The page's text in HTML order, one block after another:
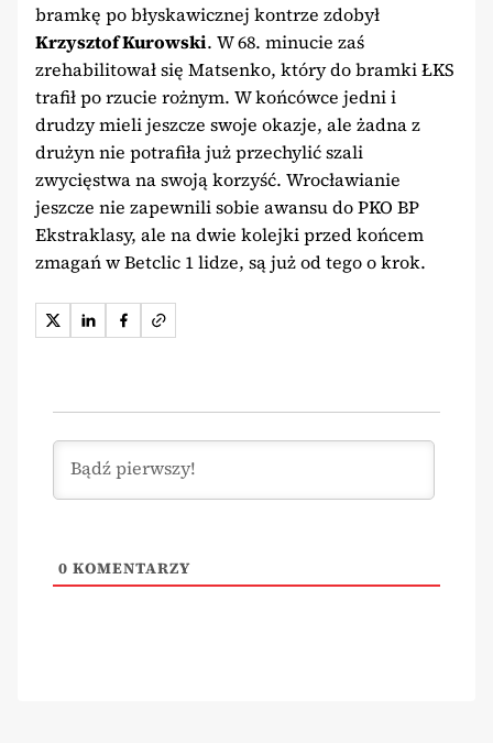
bramkę po błyskawicznej kontrze zdobył
Krzysztof Kurowski. W 68. minucie zaś
zrehabilitował się Matsenko, który do bramki ŁKS
trafił po rzucie rożnym. W końcówce jedni i
drudzy mieli jeszcze swoje okazje, ale żadna z
drużyn nie potrafiła już przechylić szali
zwycięstwa na swoją korzyść. Wrocławianie
jeszcze nie zapewnili sobie awansu do PKO BP
Ekstraklasy, ale na dwie kolejki przed końcem
zmagań w Betclic 1 lidze, są już od tego o krok.
0 KOMENTARZY